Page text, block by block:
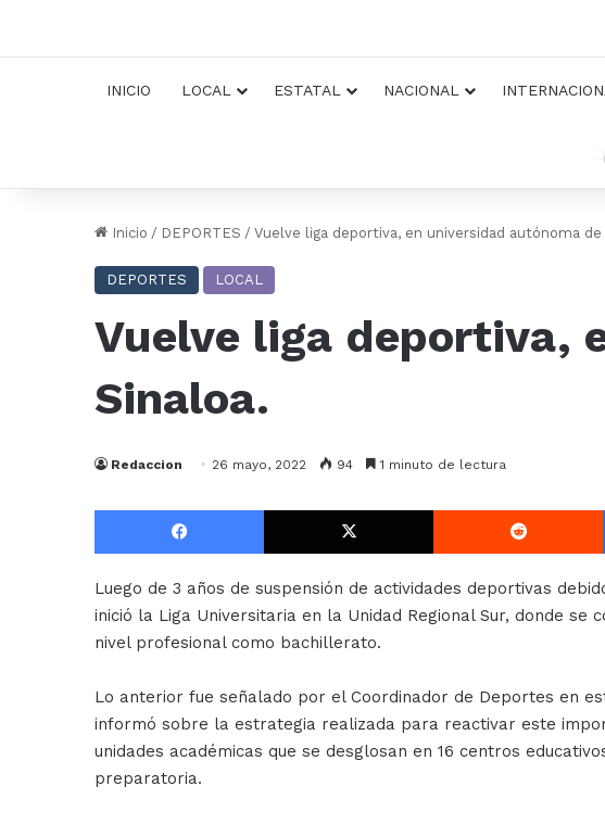
INICIO LOCAL ESTATAL NACIONAL
Inicio / DEPORTES / Vuelve liga deportiva, en universidad autónoma de
DEPORTES LOCAL
Vuelve liga deportiva,
Sinaloa.
Redaccion 26 mayo, 2022 94 1 minuto de lectura
Facebook X
Luego de 3 años de suspensión de actividades deportivas
inició la Liga Universitaria en la Unidad Regional Sur, donde se
nivel profesional como bachillerato.
Lo anterior fue señalado por el Coordinador de Deportes en
informó sobre la estrategia realizada para reactivar este
unidades académicas que se desglosan en 16 centros
preparatoria.